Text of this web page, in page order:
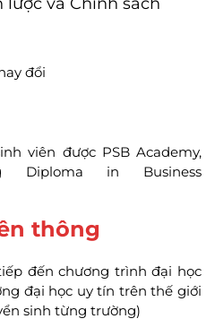
đổi
viên được PSB Academy,
Diploma in Business
thông
đến chương trình đại học
đại học uy tín trên thế giới
sinh từng trường)